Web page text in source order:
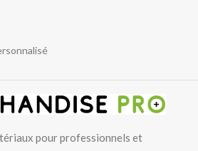
pour professionnels et